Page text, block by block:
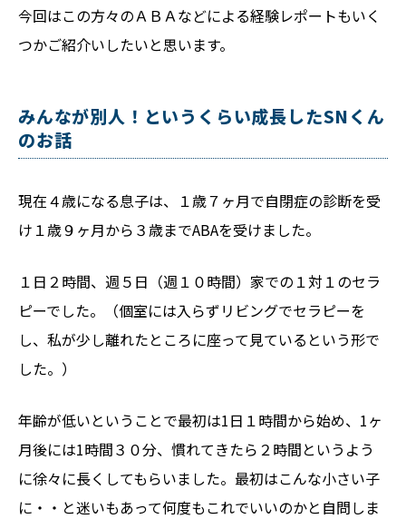
今回はこの方々のＡＢＡなどによる経験レポートもいく
つかご紹介いしたいと思います。
みんなが別人！というくらい成長したSNくん
のお話
現在４歳になる息子は、１歳７ヶ月で自閉症の診断を受
け１歳９ヶ月から３歳までABAを受けました。
１日２時間、週５日（週１０時間）家での１対１のセラ
ピーでした。（個室には入らずリビングでセラピーを
し、私が少し離れたところに座って見ているという形で
した。）
年齢が低いということで最初は1日１時間から始め、1ヶ
月後には1時間３０分、慣れてきたら２時間というよう
に徐々に長くしてもらいました。最初はこんな小さい子
に・・と迷いもあって何度もこれでいいのかと自問しま